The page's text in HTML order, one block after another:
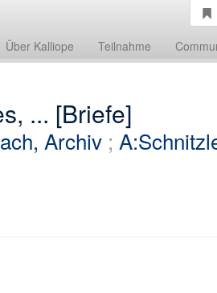
Über Kalliope Teilnahme
... [Briefe]
Archiv;